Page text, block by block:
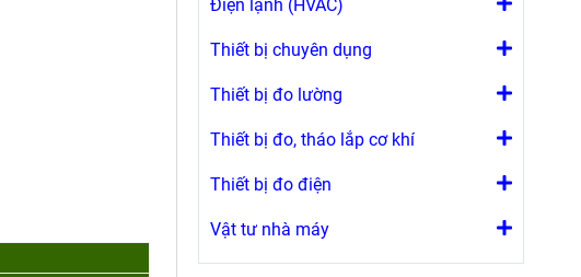
Điện lạnh (HVAC)
Thiết bị chuyên dụng
Thiết bị đo lường
Thiết bị đo, tháo lắp cơ khí
Thiết bị đo điện
Vật tư nhà máy